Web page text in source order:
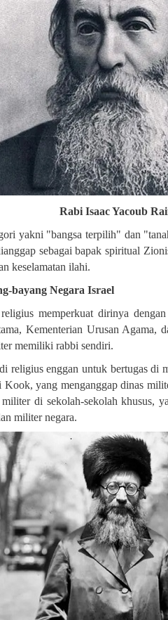
Rabi Isaac Yacoub
yakni "bangsa terpilih" dan
sebagai bapak spiritual
keselamatan ilahi.
bayang Negara Israel
memperkuat dirinya
Kementerian Urusan Agama,
memiliki rabbi sendiri.
religius enggan untuk bertugas di
yang menganggap dinas
di sekolah-sekolah khusus,
militer negara.